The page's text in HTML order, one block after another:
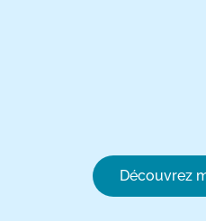
Découvrez